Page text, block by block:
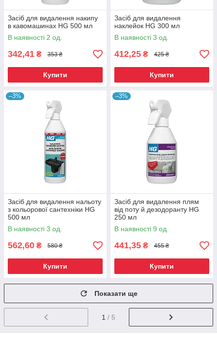
Засіб для видалення накипу
в кавомашинах HG 500 мл
В наявності 2 од.
342,41 ₴ 353 ₴
Купити
Засіб для видалення
наклейок HG 300 мл
В наявності 3 од.
412,25 ₴ 425 ₴
Купити
–3%
Засіб для видалення нальоту
з кольорової сантехніки HG
500 мл
В наявності 3 од.
562,60 ₴ 580 ₴
Купити
–3%
Засіб для видалення плям
від поту й дезодоранту HG
250 мл
В наявності 9 од.
441,35 ₴ 455 ₴
Купити
Показати ще
1 / 5